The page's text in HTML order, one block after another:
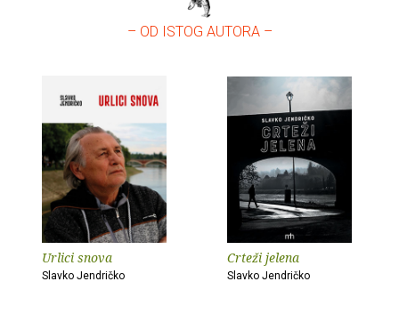
– OD ISTOG AUTORA –
Urlici snova
Slavko Jendričko
Crteži jelena
Slavko Jendričko